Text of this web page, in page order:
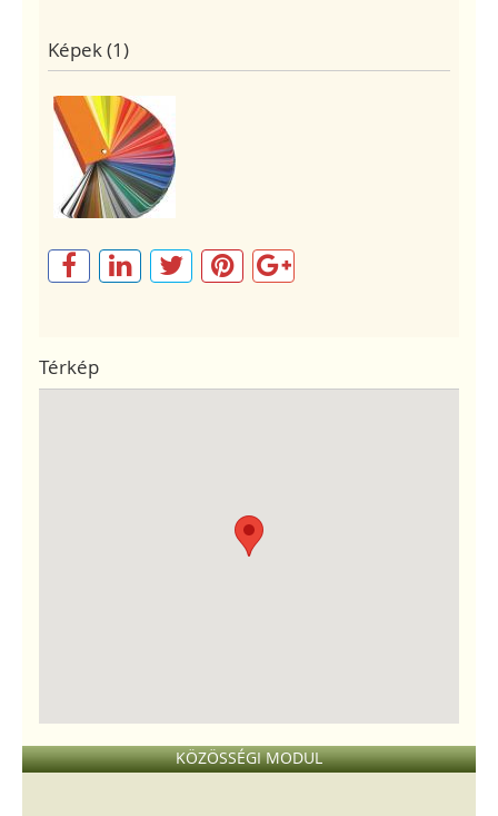
Képek (1)
Térkép
KÖZÖSSÉGI MODUL